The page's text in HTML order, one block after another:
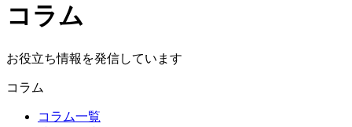
ー
を
閉
す
る
コラム
お役立ち情報を発信しています
コラム
コラム一覧